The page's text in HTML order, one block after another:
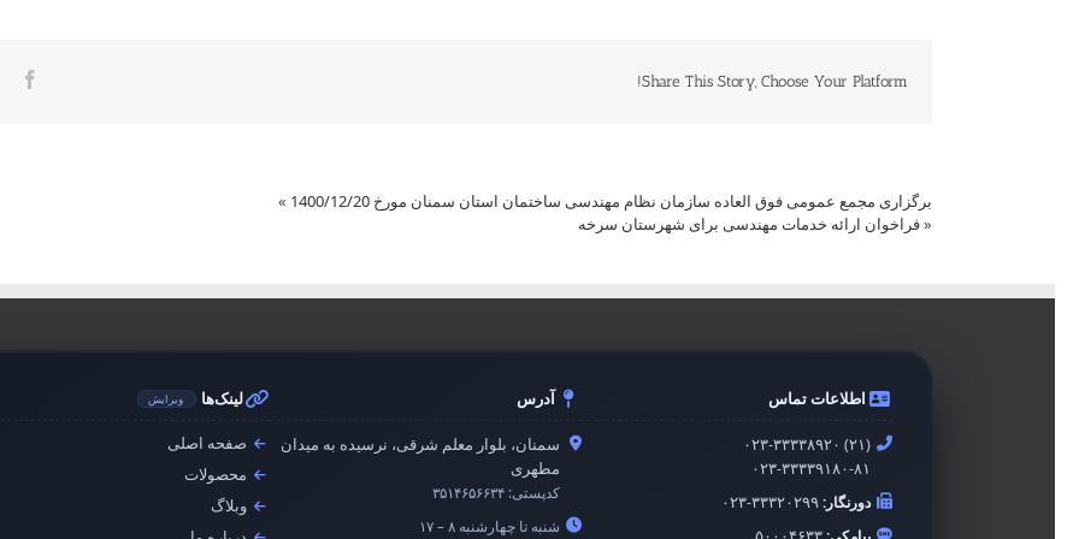
Share This Story, Choose Your Platform!
برگزاری مجمع عمومی فوق العاده سازمان نظام مهندسی ساختمان استان سمنان مورخ 1400/12/20
»
«فراخوان ارائه خدمات مهندسی برای شهرستان سرخه
اطلاعات تماس
۰۲۳-۳۳۳۳۸۹۲۰ (۲۱)
۰۲۳-۳۳۳۳۹۱۸۰-۸۱
دورنگار:۰۲۳-۳۳۳۲۰۲۹۹
آدرس
سمنان، بلوار معلم شرقی، نرسیده به میدان
مطهری
کدپستی:۳۵۱۴۶۵۶۶۳۴
شنبه تا چهارشنبه ۸ – ۱۷
لینک‌ها ویرایش
صفحه اصلی
محصولات
وبلاگ